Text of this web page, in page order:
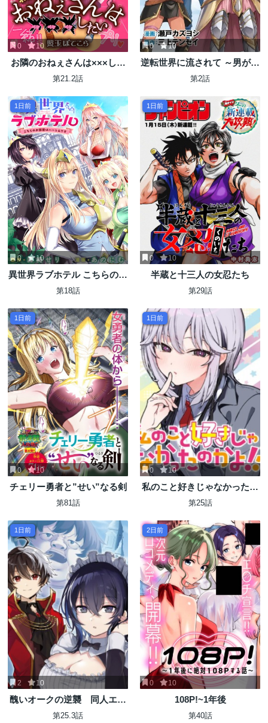
0 10
お隣のおねぇさんは×××した
い
第21.2話
0 10
逆転世界に流されて ～男が希
少な異世界で生き抜くハーレ
第2話
1日前
0 10
異世界ラブホテル こちらのお
部屋はハーレムです
第18話
1日前
0 10
半蔵と十三人の女忍たち
第29話
1日前
0 10
チェリー勇者と”せい”なる剣
第81話
1日前
0 10
私のこと好きじゃなかったの
かよ!?
第25話
1日前
2 10
醜いオークの逆襲 同人エロ
ゲの鬼畜皇太子に転生した喪
第25.3話
2日前
0 10
108P!~1年後
第40話